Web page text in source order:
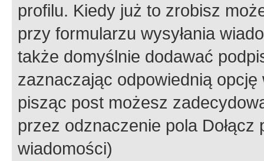
profilu. Kiedy już to zrobisz
przy formularzu wysyłania
także domyślnie dodawać
zaznaczając odpowiednią
pisząc post możesz
przez odznaczenie pola
wiadomości)